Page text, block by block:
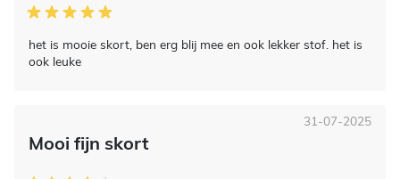
het is mooie skort, ben erg blij mee en ook lekker stof. het is
ook leuke
Mooi fijn skort
31-07-2025